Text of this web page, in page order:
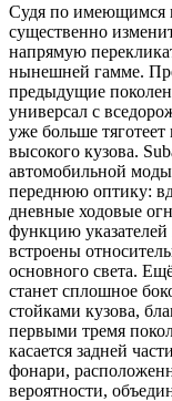
Судя по имеющимся
существенно
напрямую
нынешней гамме.
предыдущие
универсал с
уже больше тяготеет
высокого кузова.
автомобильной
переднюю оптику:
дневные ходовые
функцию
встроены
основного света.
станет сплошное
стойками кузова,
первыми тремя
касается задней
фонари,
вероятности,